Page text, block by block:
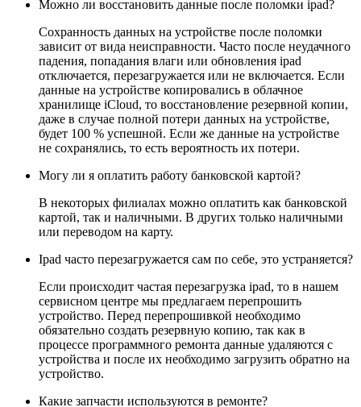
Можно ли восстановить данные после поломки ipad?
Сохранность данных на устройстве после поломки
зависит от вида неисправности. Часто после неудачного
падения, попадания влаги или обновления ipad
отключается, перезагружается или не включается. Если
данные на устройстве копировались в облачное
хранилище iCloud, то восстановление резервной копии,
даже в случае полной потери данных на устройстве,
будет 100 % успешной. Если же данные на устройстве
не сохранялись, то есть вероятность их потери.
Могу ли я оплатить работу банковской картой?
В некоторых филиалах можно оплатить как банковской
картой, так и наличными. В других только наличными
или переводом на карту.
Ipad часто перезагружается сам по себе, это устраняется?
Если происходит частая перезагрузка ipad, то в нашем
сервисном центре мы предлагаем перепрошить
устройство. Перед перепрошивкой необходимо
обязательно создать резервную копию, так как в
процессе программного ремонта данные удаляются с
устройства и после их необходимо загрузить обратно на
устройство.
Какие запчасти используются в ремонте?